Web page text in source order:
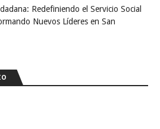
Redefiniendo el Servicio Social
Nuevos Líderes en San